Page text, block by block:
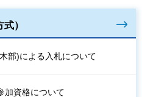
）
部)による入札について
加資格について